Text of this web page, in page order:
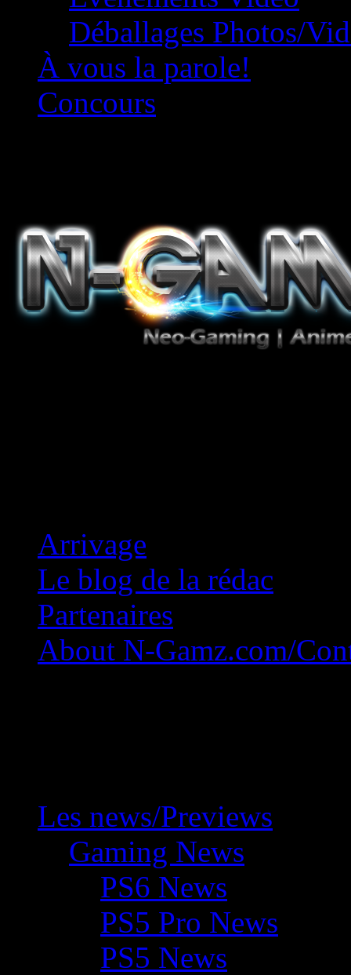
Déballages Photos/
À vous la parole!
Concours
Arrivage
Le blog de la rédac
Partenaires
About N-Gamz.com/
Les news/Previews
Gaming News
PS6 News
PS5 Pro News
PS5 News